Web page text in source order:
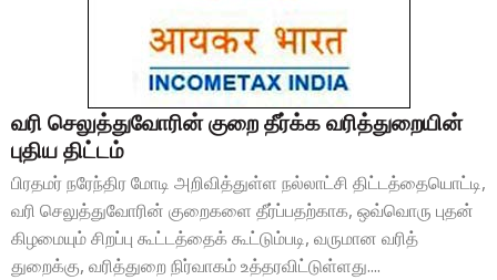
வரி செலுத்துவோரின் குறை தீர்க்க வரித்துறையின்
புதிய திட்டம்
பிரதமர் நரேந்திர மோடி அறிவித்துள்ள நல்லாட்சி திட்டத்தையொட்டி,
வரி செலுத்துவோரின் குறைகளை தீர்ப்பதற்காக, ஒவ்வொரு புதன்
கிழமையும் சிறப்பு கூட்டத்தைக் கூட்டும்படி, வருமான வரித்
துறைக்கு, வரித்துறை நிர்வாகம் உத்தரவிட்டுள்ளது....